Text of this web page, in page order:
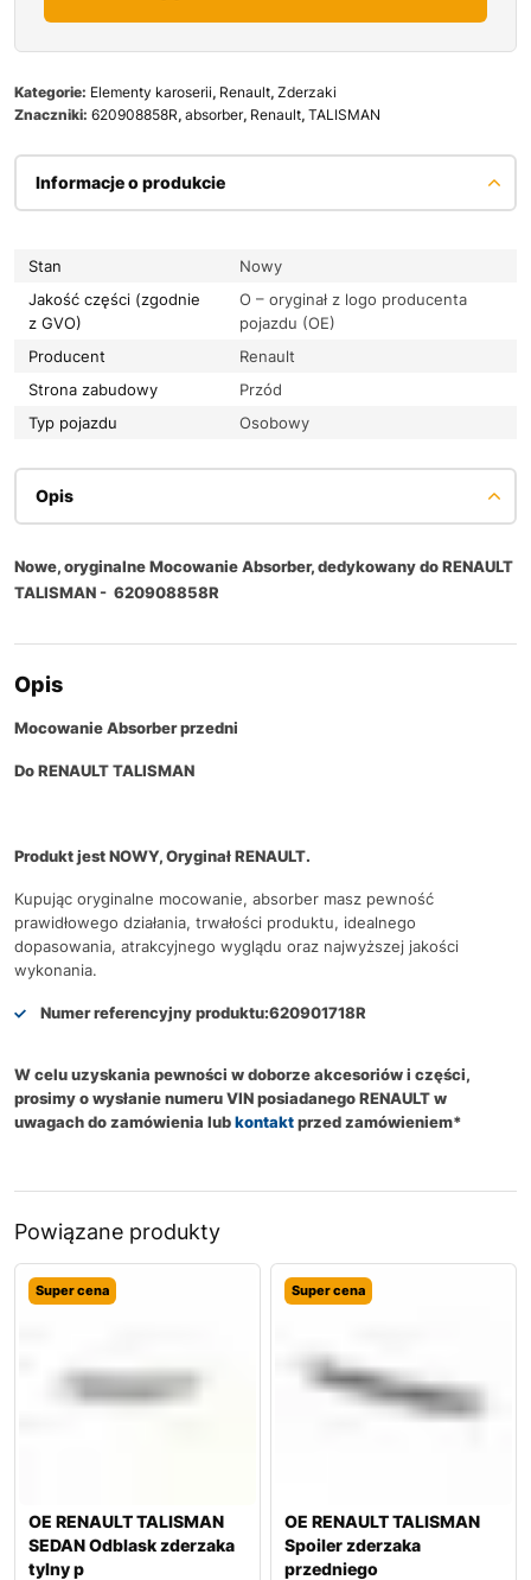
Kategorie: Elementy karoserii, Renault, Zderzaki
Znaczniki: 620908858R, absorber, Renault, TALISMAN
Informacje o produkcie
Stan
Nowy
Jakość części (zgodnie
z GVO)
O – oryginał z logo producenta
pojazdu (OE)
Producent
Renault
Strona zabudowy
Przód
Typ pojazdu
Osobowy
Opis
Nowe, oryginalne Mocowanie Absorber, dedykowany do RENAULT
TALISMAN - 620908858R
Opis
Mocowanie Absorber przedni
Do RENAULT TALISMAN
Produkt jest NOWY, Oryginał RENAULT.
Kupując oryginalne mocowanie, absorber masz pewność
prawidłowego działania, trwałości produktu, idealnego
dopasowania, atrakcyjnego wyglądu oraz najwyższej jakości
wykonania.
Numer referencyjny produktu:620901718R
W celu uzyskania pewności w doborze akcesoriów i części,
prosimy o wysłanie numeru VIN posiadanego RENAULT w
uwagach do zamówienia lubkontaktprzed zamówieniem*
Powiązane produkty
Super cena
OE RENAULT TALISMAN
SEDAN Odblask zderzaka
tylny p
Super cena
OE RENAULT TALISMAN
Spoiler zderzaka
przedniego